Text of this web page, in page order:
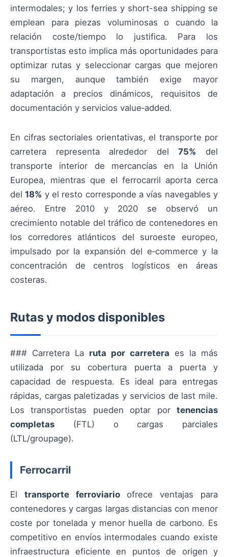
intermodales; y los ferries y short-sea shipping se
emplean para piezas voluminosas o cuando la
relación coste/tiempo lo justifica. Para los
transportistas esto implica más oportunidades para
optimizar rutas y seleccionar cargas que mejoren
su margen, aunque también exige mayor
adaptación a precios dinámicos, requisitos de
documentación y servicios value‑added.
En cifras sectoriales orientativas, el transporte por
carretera representa alrededor del75% del
transporte interior de mercancías en la Unión
Europea, mientras que el ferrocarril aporta cerca
del18% y el resto corresponde a vías navegables y
aéreo. Entre 2010 y 2020 se observó un
crecimiento notable del tráfico de contenedores en
los corredores atlánticos del suroeste europeo,
impulsado por la expansión del e‑commerce y la
concentración de centros logísticos en áreas
costeras.
Rutas y modos disponibles
### Carretera La ruta por carretera es la más
utilizada por su cobertura puerta a puerta y
capacidad de respuesta. Es ideal para entregas
rápidas, cargas paletizadas y servicios de last mile.
Los transportistas pueden optar por tenencias
completas (FTL) o cargas parciales
(LTL/groupage).
Ferrocarril
El transporte ferroviarioofrece ventajas para
contenedores y cargas largas distancias con menor
coste por tonelada y menor huella de carbono. Es
competitivo en envíos intermodales cuando existe
infraestructura eficiente en puntos de origen y